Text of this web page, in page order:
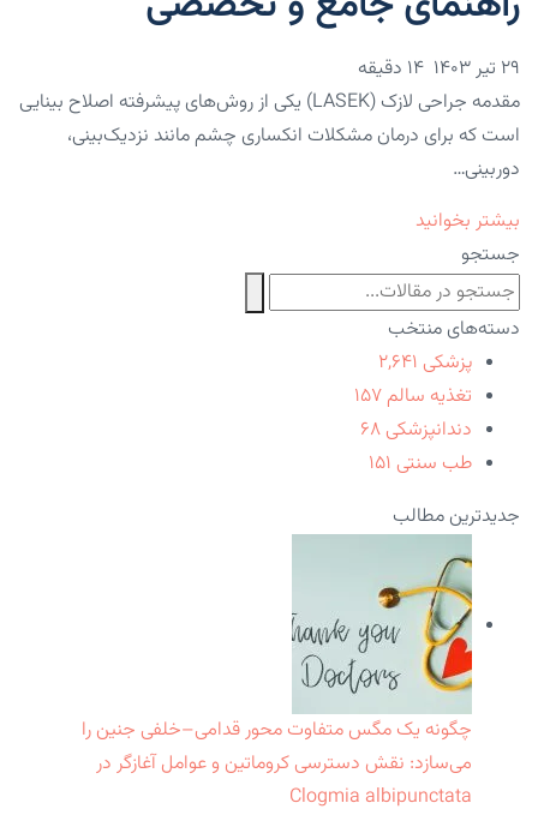
۲۹ تیر ۱۴۰۳
مقدمه جراحی لازک (LASEK) یکی از روش‌های پیشرفته اصلاح بینایی
است که برای درمان مشکلات انکساری چشم مانند نزدیک‌بینی،
دوربینی…
بیشتر بخوانید
جستجو
دسته‌های منتخب
پزشکی ۲,۶۴۱
تغذیه سالم ۱۵۷
دندانپزشکی ۶۸
طب سنتی ۱۵۱
جدیدترین مطالب
چگونه یک مگس متفاوت محور قدامی–خلفی جنین را
می‌سازد: نقش دسترسی کروماتین و عوامل آغازگر در
Clogmia albipunctata